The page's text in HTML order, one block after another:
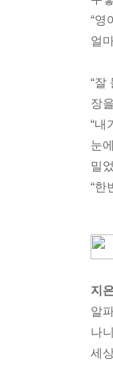
“영
얼
“잘
장
“내
눈
밀
“한
지
알
나
세